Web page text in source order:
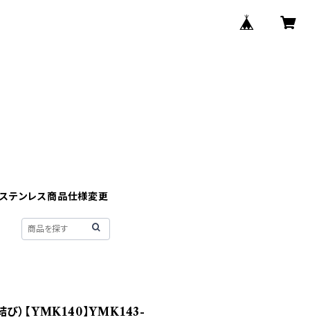
ステンレス商品仕様変更
び）【YMK140】YMK143-